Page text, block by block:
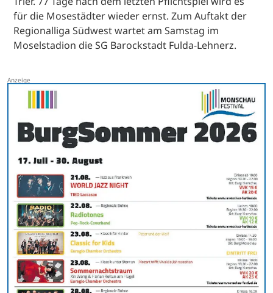
für die Mosestädter wieder ernst. Zum Auftakt der
Regionalliga Südwest wartet am Samstag im
Moselstadion die SG Barockstadt Fulda-Lehnerz.